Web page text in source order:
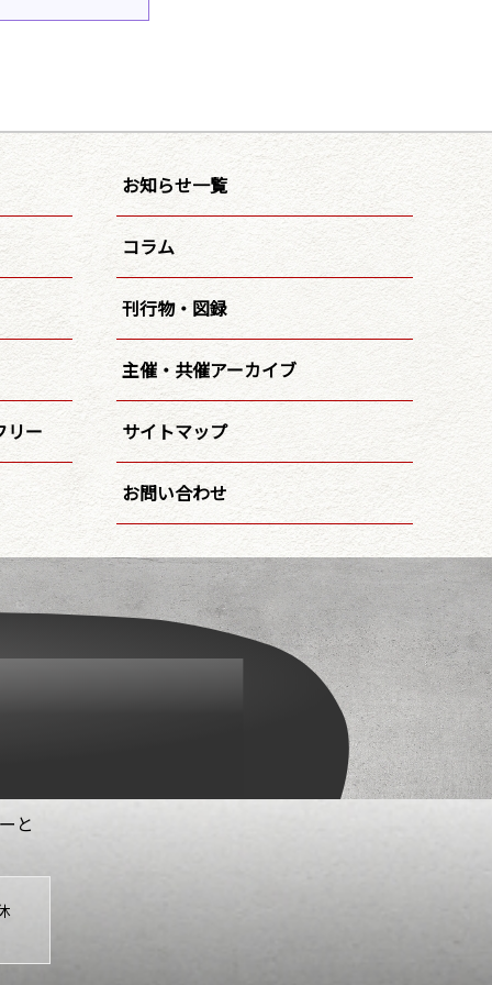
リー
お知らせ一覧
コラム
刊行物・図録
主催・共催アーカイブ
サイトマップ
お問い合わせ
と